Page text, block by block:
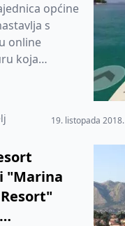
općine
s
online
koja
19. listopada 2018.
"Marina